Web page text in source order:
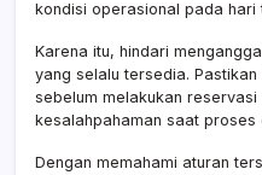
kondisi operasional pada hari
Karena itu, hindari
yang selalu tersedia.
sebelum melakukan
kesalahpahaman saat proses
Dengan memahami aturan